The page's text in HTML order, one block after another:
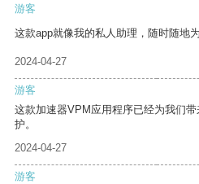
游客
这款app就像我的私人助理，随时随地
2024-04-27
游客
这款加速器VPM应用程序已经为我们
护。
2024-04-27
游客